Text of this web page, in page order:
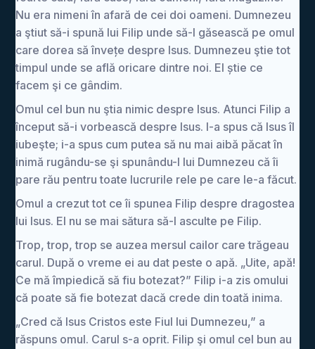
Nu era nimeni în afară de cei doi oameni. Dumnezeu
a ştiut să-i spună lui Filip unde să-l găsească pe omul
care dorea să învețe despre Isus. Dumnezeu ştie tot
timpul unde se află oricare dintre noi. El știe ce
facem şi ce gândim.
Omul cel bun nu ştia nimic despre Isus. Atunci Filip a
început să-i vorbească despre Isus. I-a spus că Isus îl
iubeşte; i-a spus cum putea să nu mai aibă păcat în
inimă rugându-se şi spunându-I lui Dumnezeu că îi
pare rău pentru toate lucrurile rele pe care le-a făcut.
Omul a crezut tot ce îi spunea Filip despre dragostea
lui Isus. El nu se mai sătura să-l asculte pe Filip.
Trop, trop, trop se auzea mersul cailor care trăgeau
carul. După o vreme ei au dat peste o apă. „Uite, apă!
Ce mă împiedică să fiu botezat?” Filip i-a zis omului
că poate să fie botezat dacă crede din toată inima.
„Cred că Isus Cristos este Fiul lui Dumnezeu,” a
răspuns omul. Carul s-a oprit. Filip şi omul cel bun au